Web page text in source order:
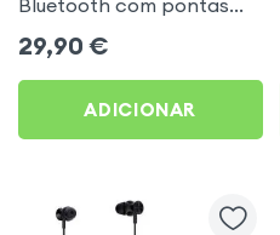
intra-auriculares - Branco
29,90 €
ADICIONAR